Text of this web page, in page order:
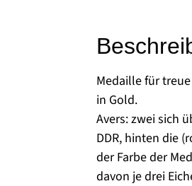
Medaille für
in Gold.
Avers: zwei sich
DDR, hinten die
der Farbe der
davon je drei